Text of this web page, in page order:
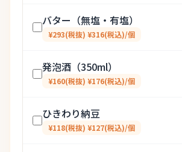
バター（無塩・有塩）
¥293(税抜) ¥316(税込)/個
発泡酒（350ml）
¥160(税抜) ¥176(税込)/個
ひきわり納豆
¥118(税抜) ¥127(税込)/個